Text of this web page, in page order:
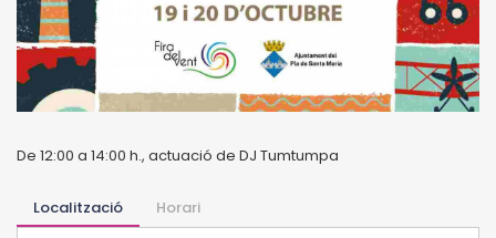
De 12:00 a 14:00 h., actuació de DJ Tumtumpa
Localització Horari